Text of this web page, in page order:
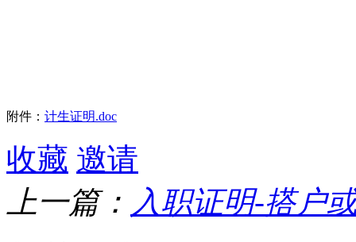
附件： 计生证明.doc
收藏 邀请
上一篇： 入职证明-搭户